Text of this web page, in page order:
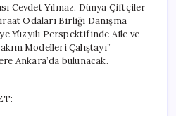
Cevdet Yılmaz, Dünya Çiftçiler
Odaları Birliği Danışma
Yüzyılı Perspektifinde Aile ve
Modelleri Çalıştayı”
Ankara’da bulunacak.